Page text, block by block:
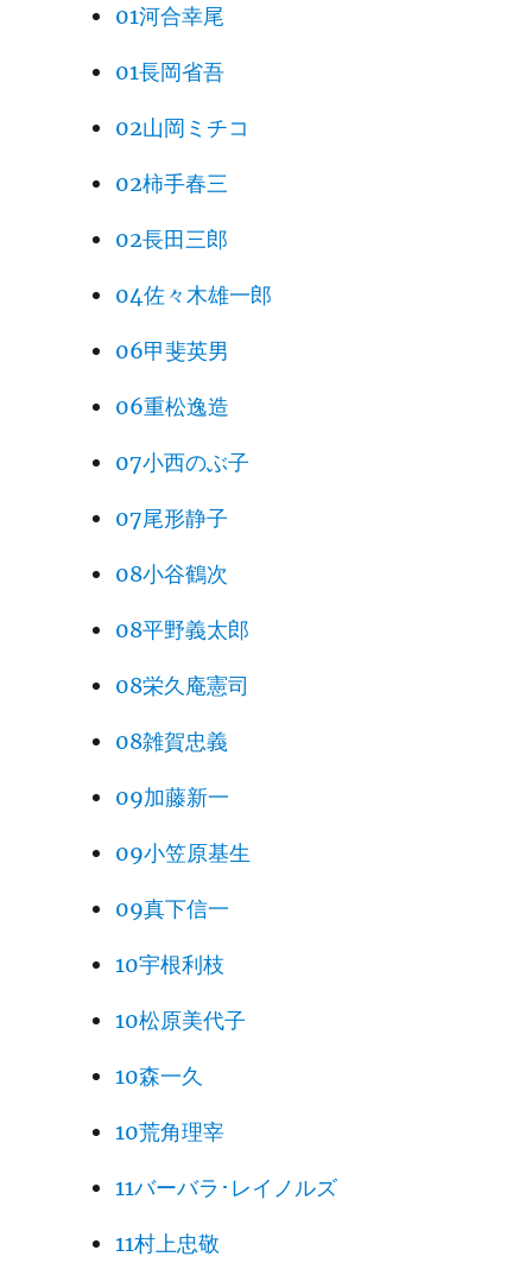
01河合幸尾
01長岡省吾
02山岡ミチコ
02柿手春三
02長田三郎
04佐々木雄一郎
06甲斐英男
06重松逸造
07小西のぶ子
07尾形静子
08小谷鶴次
08平野義太郎
08栄久庵憲司
08雑賀忠義
09加藤新一
09小笠原基生
09真下信一
10宇根利枝
10松原美代子
10森一久
10荒角理宰
11バーバラ･レイノルズ
11村上忠敬